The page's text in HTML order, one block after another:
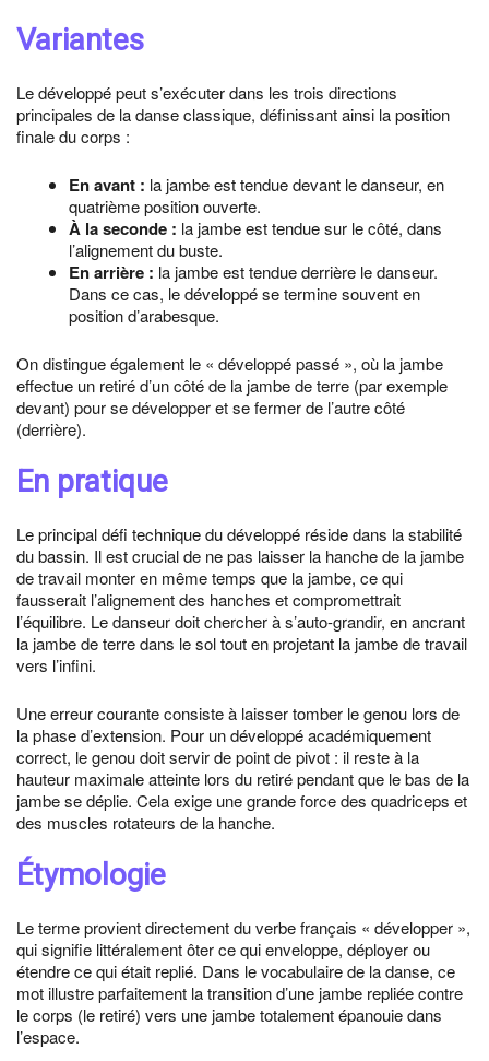
Variantes
Le développé peut s’exécuter dans les trois directions
principales de la danse classique, définissant ainsi la position
finale du corps :
En avant : la jambe est tendue devant le danseur, en
quatrième position ouverte.
À la seconde : la jambe est tendue sur le côté, dans
l’alignement du buste.
En arrière : la jambe est tendue derrière le danseur.
Dans ce cas, le développé se termine souvent en
position d’arabesque.
On distingue également le « développé passé », où la jambe
effectue un retiré d’un côté de la jambe de terre (par exemple
devant) pour se développer et se fermer de l’autre côté
(derrière).
En pratique
Le principal défi technique du développé réside dans la stabilité
du bassin. Il est crucial de ne pas laisser la hanche de la jambe
de travail monter en même temps que la jambe, ce qui
fausserait l’alignement des hanches et compromettrait
l’équilibre. Le danseur doit chercher à s’auto-grandir, en ancrant
la jambe de terre dans le sol tout en projetant la jambe de travail
vers l’infini.
Une erreur courante consiste à laisser tomber le genou lors de
la phase d’extension. Pour un développé académiquement
correct, le genou doit servir de point de pivot : il reste à la
hauteur maximale atteinte lors du retiré pendant que le bas de la
jambe se déplie. Cela exige une grande force des quadriceps et
des muscles rotateurs de la hanche.
Étymologie
Le terme provient directement du verbe français « développer »,
qui signifie littéralement ôter ce qui enveloppe, déployer ou
étendre ce qui était replié. Dans le vocabulaire de la danse, ce
mot illustre parfaitement la transition d’une jambe repliée contre
le corps (le retiré) vers une jambe totalement épanouie dans
l’espace.